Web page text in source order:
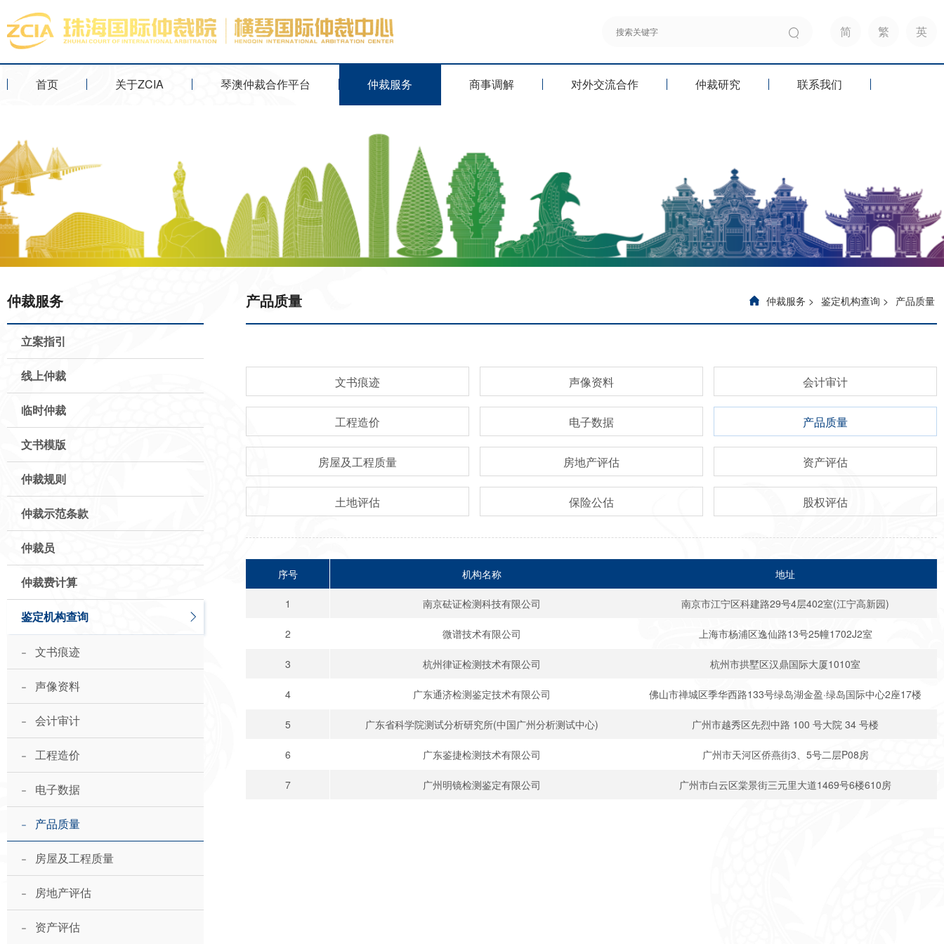
简 繁 英
首页 关于ZCIA 琴澳仲裁合作平台 仲裁服务 商事调解 对外交流合作 仲裁研究 联系我们
仲裁服务
立案指引
线上仲裁
临时仲裁
文书模版
仲裁规则
仲裁示范条款
仲裁员
仲裁费计算
鉴定机构查询
- 文书痕迹
- 声像资料
- 会计审计
- 工程造价
- 电子数据
- 产品质量
- 房屋及工程质量
- 房地产评估
- 资产评估
产品质量 仲裁服务 > 鉴定机构查询 > 产品质量
文书痕迹 声像资料 会计审计
工程造价 电子数据 产品质量
房屋及工程质量 房地产评估 资产评估
土地评估 保险公估 股权评估
序号 机构名称 地址
1 南京砝证检测科技有限公司 南京市江宁区科建路29号4层402室(江宁高新园)
2 微谱技术有限公司 上海市杨浦区逸仙路13号25幢1702J2室
3 杭州律证检测技术有限公司 杭州市拱墅区汉鼎国际大厦1010室
4 广东通济检测鉴定技术有限公司 佛山市禅城区季华西路133号绿岛湖金盈·绿岛国际中心2座17楼
5 广东省科学院测试分析研究所(中国广州分析测试中心) 广州市越秀区先烈中路 100 号大院 34 号楼
6 广东鉴捷检测技术有限公司 广州市天河区侨燕街3、5号二层P08房
7 广州明镜检测鉴定有限公司 广州市白云区棠景街三元里大道1469号6楼610房